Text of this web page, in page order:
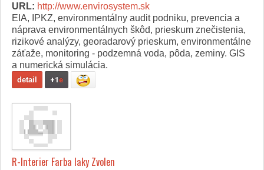
URL: http://www.envirosystem.sk
EIA, IPKZ, environmentálny audit podniku, prevencia a
náprava environmentálnych škôd, prieskum znečistenia,
rizikové analýzy, georadarový prieskum, environmentálne
záťaže, monitoring - podzemná voda, pôda, zeminy. GIS
a numerická simulácia.
detail +1e
R-Interier Farba laky Zvolen